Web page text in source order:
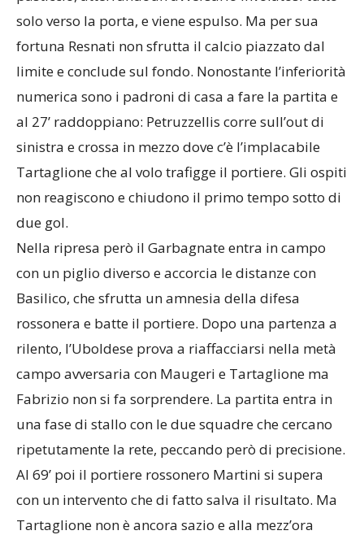
pasticcio, atterrandoun avversario involatosi tutto
solo verso la porta, e viene espulso. Ma per sua
fortuna Resnati non sfrutta il calcio piazzato dal
numerica sono i padroni di casa a fare la partita e
al 27’ raddoppiano: Petruzzellis corre sull’out di
sinistra e crossa in mezzo dove c’è l’implacabile
Tartaglione che al volo trafigge il portiere. Gli ospiti
non reagiscono e chiudono il primo tempo sotto di
due gol.
Nella ripresa però il Garbagnate entra in campo
con un piglio diverso e accorcia le distanze con
rossonera e batte il portiere. Dopo una partenza a
rilento, l’Uboldese prova a riaffacciarsi nella metà
campo avversaria con Maugeri e Tartaglione ma
Fabrizio non si fa sorprendere. La partita entra in
una fase di stallo con le due squadre che cercano
ripetutamente la rete, peccando però di precisione.
Al 69’ poi il portiere rossonero Martini si supera